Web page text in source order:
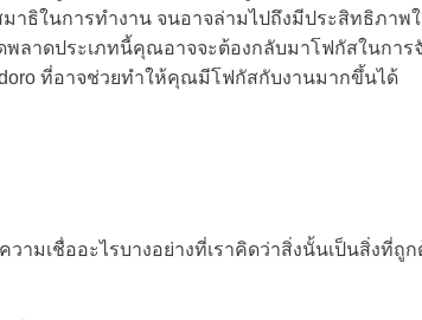
าธิในการทำงาน จนอาจล่ามไปถึงมีประสิทธิภาพ
ลาดประเภทนี้คุณอาจจะต้องกลับมาโฟกัสในการ
ที่อาจช่วยทำให้คุณมีโฟกัสกับงานมากขึ้นได้
ามเชื่ออะไรบางอย่างที่เราคิดว่าสิ่งนั้นเป็นสิ่งที่ถูก